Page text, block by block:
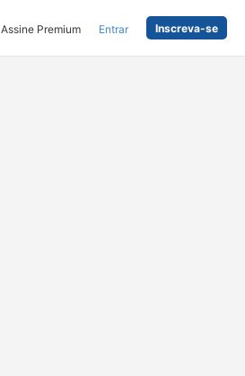
Assine Premium Entrar Inscreva-se